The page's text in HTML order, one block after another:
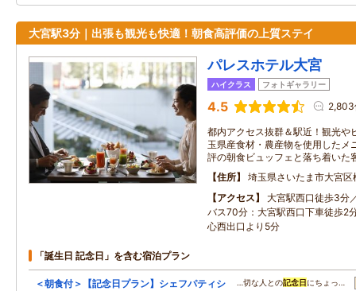
大宮駅3分｜出張も観光も快適！朝食高評価の上質ステイ
パレスホテル大宮
ハイクラス フォトギャラリー
4.5 2,803
都内アクセス抜群＆駅近！観光や
玉県産食材・農産物を使用したメ
評の朝食ビュッフェと落ち着いた
住所
埼玉県さいたま市大宮
アクセス
大宮駅西口徒歩3分
バス70分：大宮駅西口下車徒歩2
心西出口より5分
「誕生日 記念日」を含む宿泊プラン
＜朝食付＞【記念日プラン】シェフパティシ
…切な人との記念日 にちょっ…